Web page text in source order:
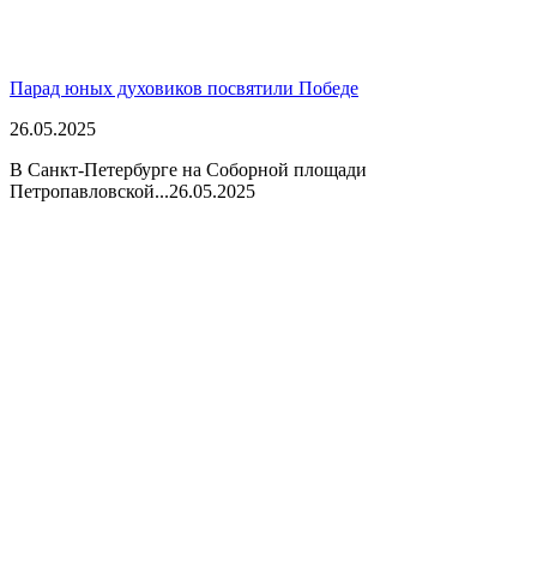
Парад юных духовиков посвятили Победе
26.05.2025
В Санкт-Петербурге на Соборной площади
Петропавловской...26.05.2025